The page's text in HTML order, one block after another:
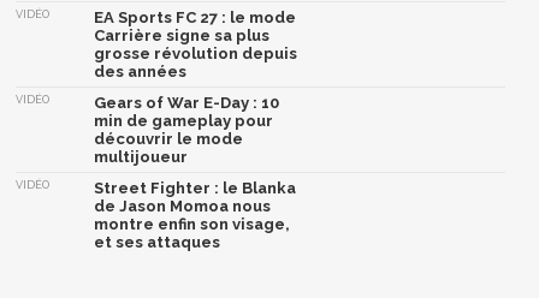
VIDÉO
EA Sports FC 27 : le mode
Carrière signe sa plus
grosse révolution depuis
des années
VIDÉO
Gears of War E-Day : 10
min de gameplay pour
découvrir le mode
multijoueur
VIDÉO
Street Fighter : le Blanka
de Jason Momoa nous
montre enfin son visage,
et ses attaques